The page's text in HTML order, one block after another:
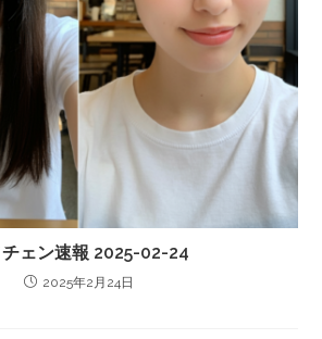
ェン速報 2025-02-24
2025年2月24日